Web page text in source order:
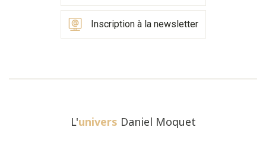
Inscription à la newsletter
L'univers Daniel Moquet